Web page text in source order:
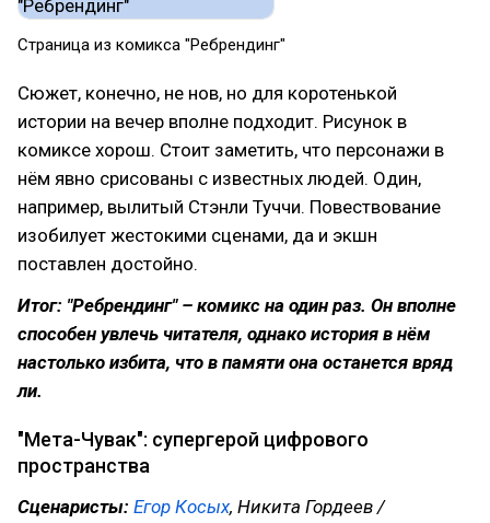
Страница из комикса "Ребрендинг"
Сюжет, конечно, не нов, но для коротенькой
истории на вечер вполне подходит. Рисунок в
комиксе хорош. Стоит заметить, что персонажи в
нём явно срисованы с известных людей. Один,
например, вылитый Стэнли Туччи. Повествование
изобилует жестокими сценами, да и экшн
поставлен достойно.
Итог: "Ребрендинг" – комикс на один раз. Он вполне
способен увлечь читателя, однако история в нём
настолько избита, что в памяти она останется вряд
ли.
"Мета-Чувак": супергерой цифрового
пространства
Сценаристы: Егор Косых, Никита Гордеев /